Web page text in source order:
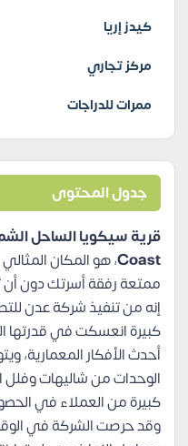
كيدز إريا
مركز تجاري
ممرات للدراجات
جدول المحتوى
Coast، هو المكان
ممتعة رفقة أسرتك دون أن
إنه من تنفيذ شركة عدن
كبيرة انعسكت في قدرتها
أحدث الأفكار المعمارية،
الوحدات من شاليهات وفلل
كبيرة من العملاء في
وقد حرصت الشركة في